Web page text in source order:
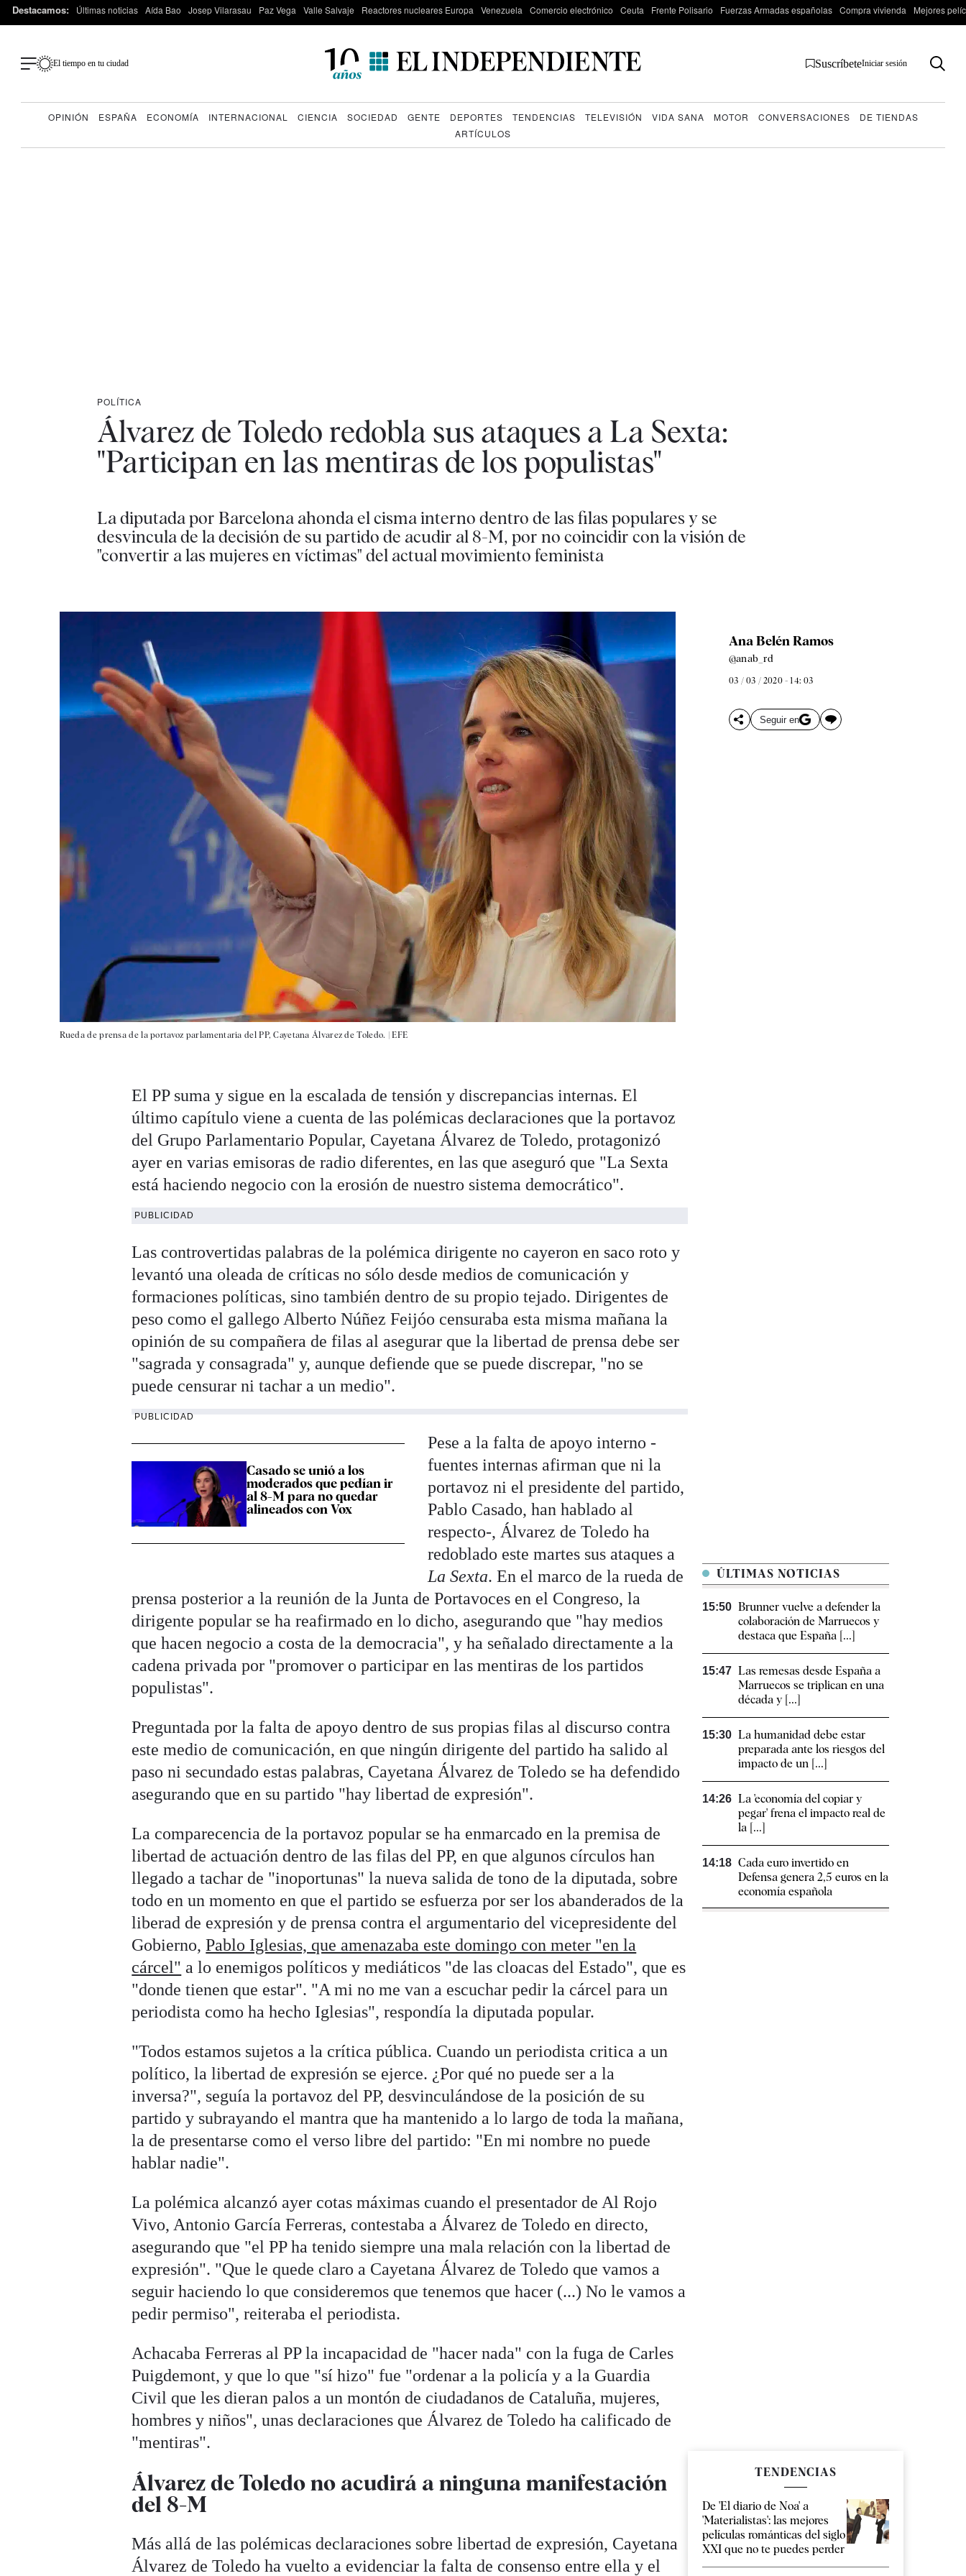
Destacamos: Últimas noticias Aída Bao Josep Vilarasau Paz Vega Valle Salvaje Reactores nucleares Europa Venezuela Comercio electrónico Ceuta Frente Polisario Fuerzas Armadas españolas Compra vivienda Mejores
El tiempo en tu ciudad SuscríbeteIniciar sesión
OPINIÓN ESPAÑA ECONOMÍA INTERNACIONAL CIENCIA SOCIEDAD GENTE DEPORTES TENDENCIAS TELEVISIÓN VIDA SANA MOTOR CONVERSACIONES
DE TIENDAS
ARTÍCULOS
POLÍTICA
Álvarez de Toledo redobla sus ataques a La Sexta:
"Participan en las mentiras de los populistas"
La diputada por Barcelona ahonda el cisma interno dentro de las filas populares y se
desvincula de la decisión de su partido de acudir al 8-M, por no coincidir con la visión de
"convertir a las mujeres en víctimas" del actual movimiento feminista
Rueda de prensa de la portavoz parlamentaria del PP, Cayetana Álvarez de Toledo. |EFE
Ana Belén Ramos
@anab_rd
03 / 03 / 2020 - 14: 03
Seguir en
El PP suma y sigue en la escalada de tensión y discrepancias internas. El
último capítulo viene a cuenta de las polémicas declaraciones que la portavoz
del Grupo Parlamentario Popular, Cayetana Álvarez de Toledo, protagonizó
ayer en varias emisoras de radio diferentes, en las que aseguró que "La Sexta
está haciendo negocio con la erosión de nuestro sistema democrático".
PUBLICIDAD
Las controvertidas palabras de la polémica dirigente no cayeron en saco roto y
levantó una oleada de críticas no sólo desde medios de comunicación y
formaciones políticas, sino también dentro de su propio tejado. Dirigentes de
peso como el gallego Alberto Núñez Feijóo censuraba esta misma mañana la
opinión de su compañera de filas al asegurar que la libertad de prensa debe ser
"sagrada y consagrada" y, aunque defiende que se puede discrepar, "no se
puede censurar ni tachar a un medio".
PUBLICIDAD
Casado se unió a los
moderados que pedían ir
al 8-M para no quedar
alineados con Vox
Pese a la falta de apoyo interno -
fuentes internas afirman que ni la
portavoz ni el presidente del partido,
Pablo Casado, han hablado al
respecto-, Álvarez de Toledo ha
redoblado este martes sus ataques a
La Sexta. En el marco de la rueda de
prensa posterior a la reunión de la Junta de Portavoces en el Congreso, la
dirigente popular se ha reafirmado en lo dicho, asegurando que "hay medios
que hacen negocio a costa de la democracia", y ha señalado directamente a la
cadena privada por "promover o participar en las mentiras de los partidos
populistas".
Preguntada por la falta de apoyo dentro de sus propias filas al discurso contra
este medio de comunicación, en que ningún dirigente del partido ha salido al
paso ni secundado estas palabras, Cayetana Álvarez de Toledo se ha defendido
asegurando que en su partido "hay libertad de expresión".
La comparecencia de la portavoz popular se ha enmarcado en la premisa de
libertad de actuación dentro de las filas del PP, en que algunos círculos han
llegado a tachar de "inoportunas" la nueva salida de tono de la diputada, sobre
todo en un momento en que el partido se esfuerza por ser los abanderados de la
liberad de expresión y de prensa contra el argumentario del vicepresidente del
Gobierno,Pablo Iglesias, que amenazaba este domingo con meter "en la
cárcel" a lo enemigos políticos y mediáticos "de las cloacas del Estado", que es
"donde tienen que estar". "A mi no me van a escuchar pedir la cárcel para un
periodista como ha hecho Iglesias", respondía la diputada popular.
"Todos estamos sujetos a la crítica pública. Cuando un periodista critica a un
político, la libertad de expresión se ejerce. ¿Por qué no puede ser a la
inversa?", seguía la portavoz del PP, desvinculándose de la posición de su
partido y subrayando el mantra que ha mantenido a lo largo de toda la mañana,
la de presentarse como el verso libre del partido: "En mi nombre no puede
hablar nadie".
La polémica alcanzó ayer cotas máximas cuando el presentador de Al Rojo
Vivo, Antonio García Ferreras, contestaba a Álvarez de Toledo en directo,
asegurando que "el PP ha tenido siempre una mala relación con la libertad de
expresión". "Que le quede claro a Cayetana Álvarez de Toledo que vamos a
seguir haciendo lo que consideremos que tenemos que hacer (...) No le vamos a
pedir permiso", reiteraba el periodista.
Achacaba Ferreras al PP la incapacidad de "hacer nada" con la fuga de Carles
Puigdemont, y que lo que "sí hizo" fue "ordenar a la policía y a la Guardia
Civil que les dieran palos a un montón de ciudadanos de Cataluña, mujeres,
hombres y niños", unas declaraciones que Álvarez de Toledo ha calificado de
"mentiras".
Álvarez de Toledo no acudirá a ninguna manifestación
del 8-M
Más allá de las polémicas declaraciones sobre libertad de expresión, Cayetana
Álvarez de Toledo ha vuelto a evidenciar la falta de consenso entre ella y el
ÚLTIMAS NOTICIAS
15:50 Brunner vuelve a defender la
colaboración de Marruecos y
destaca que España [...]
15:47 Las remesas desde España a
Marruecos se triplican en una
década y [...]
15:30 La humanidad debe estar
preparada ante los riesgos del
impacto de un [...]
14:26 La 'economía del copiar y
pegar' frena el impacto real de
la [...]
14:18 Cada euro invertido en
Defensa genera 2,5 euros en la
economía española
TENDENCIAS
De 'El diario de Noa' a
'Materialistas': las mejores
películas románticas del siglo
XXI que no te puedes perder